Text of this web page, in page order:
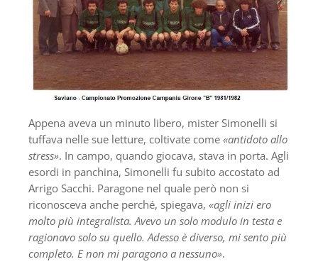
Appena aveva un minuto libero, mister Simonelli si
tuffava nelle sue letture, coltivate come «antidoto allo
stress». In campo, quando giocava, stava in porta. Agli
esordi in panchina, Simonelli fu subito accostato ad
Arrigo Sacchi. Paragone nel quale però non si
riconosceva anche perché, spiegava, «agli inizi ero
molto più integralista. Avevo un solo modulo in testa e
ragionavo solo su quello. Adesso è diverso, mi sento più
completo. E non mi paragono a nessuno».